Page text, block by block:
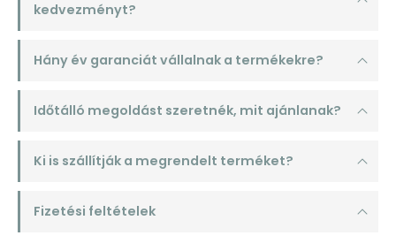
kedvezményt?
Hány év garanciát vállalnak a termékekre?
Időtálló megoldást szeretnék, mit ajánlanak?
Ki is szállítják a megrendelt terméket?
Fizetési feltételek